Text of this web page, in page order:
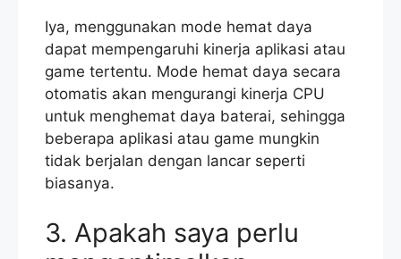
Iya, menggunakan mode hemat daya
dapat mempengaruhi kinerja aplikasi atau
game tertentu. Mode hemat daya secara
otomatis akan mengurangi kinerja CPU
untuk menghemat daya baterai, sehingga
beberapa aplikasi atau game mungkin
tidak berjalan dengan lancar seperti
biasanya.
3. Apakah saya perlu